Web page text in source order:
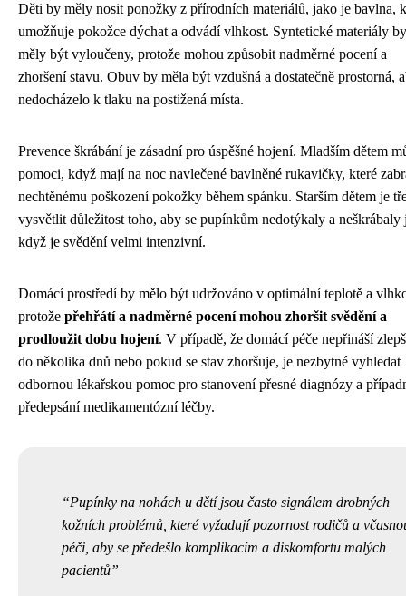
Děti by měly nosit ponožky z přírodních materiálů, jako je bavlna,
umožňuje pokožce dýchat a odvádí vlhkost. Syntetické materiály by
měly být vyloučeny, protože mohou způsobit nadměrné pocení a
zhoršení stavu. Obuv by měla být vzdušná a dostatečně prostorná,
nedocházelo k tlaku na postižená místa.
Prevence škrábání je zásadní pro úspěšné hojení. Mladším dětem
pomoci, když mají na noc navlečené bavlněné rukavičky, které
nechtěnému poškození pokožky během spánku. Starším dětem je
vysvětlit důležitost toho, aby se pupínkům nedotýkaly a neškrábaly
když je svědění velmi intenzivní.
Domácí prostředí by mělo být udržováno v optimální teplotě a
protože přehřátí a nadměrné pocení mohou zhoršit svědění a
prodloužit dobu hojení. V případě, že domácí péče nepřináší
do několika dnů nebo pokud se stav zhoršuje, je nezbytné vyhledat
odbornou lékařskou pomoc pro stanovení přesné diagnózy a
předepsání medikamentózní léčby.
Pupínky na nohách u dětí jsou často signálem drobných
kožních problémů, které vyžadují pozornost rodičů a
péči, aby se předešlo komplikacím a diskomfortu malých
pacientů